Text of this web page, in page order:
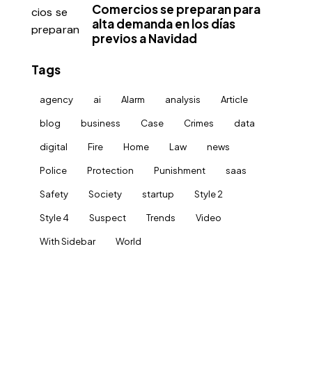
Comercios se preparan para
alta demanda en los días
previos a Navidad
Tags
agency ai Alarm analysis Article
blog business Case Crimes data
digital Fire Home Law news
Police Protection Punishment saas
Safety Society startup Style 2
Style 4 Suspect Trends Video
With Sidebar World